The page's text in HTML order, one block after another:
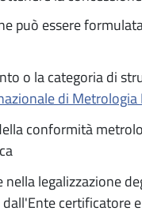
può essere
o la categoria di
di Metrologia
conformità
nella legalizzazione
certificatore